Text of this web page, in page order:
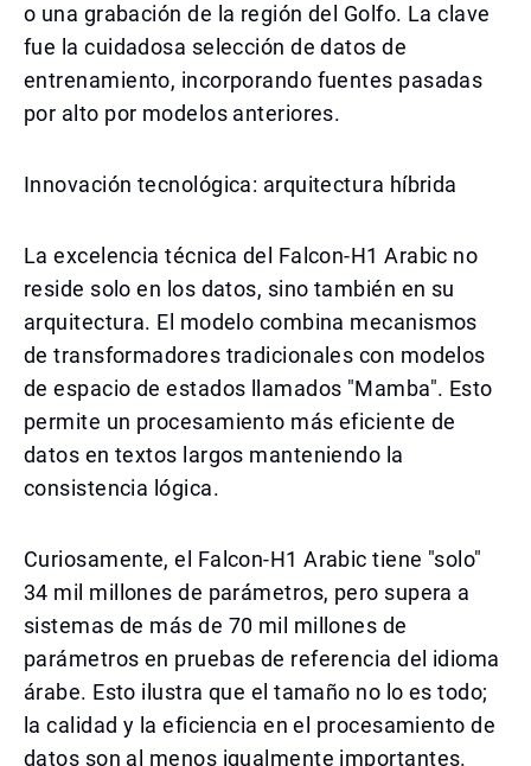
o una grabación de la región del Golfo. La clave
fue la cuidadosa selección de datos de
entrenamiento, incorporando fuentes pasadas
por alto por modelos anteriores.
Innovación tecnológica: arquitectura híbrida
La excelencia técnica del Falcon-H1 Arabic no
reside solo en los datos, sino también en su
arquitectura. El modelo combina mecanismos
de transformadores tradicionales con modelos
de espacio de estados llamados "Mamba". Esto
permite un procesamiento más eficiente de
datos en textos largos manteniendo la
consistencia lógica.
Curiosamente, el Falcon-H1 Arabic tiene "solo"
34 mil millones de parámetros, pero supera a
sistemas de más de 70 mil millones de
parámetros en pruebas de referencia del idioma
árabe. Esto ilustra que el tamaño no lo es todo;
la calidad y la eficiencia en el procesamiento de
datos son al menos igualmente importantes.